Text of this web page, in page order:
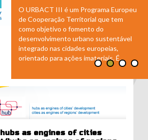
O URBACT III é um Programa Europeu
de Cooperação Territorial que tem
como objetivo o fomento do
desenvolvimento urbano sustentável
integrado nas cidades europeias,
orientado para ações imateriais. É...
hubs as engines of cities